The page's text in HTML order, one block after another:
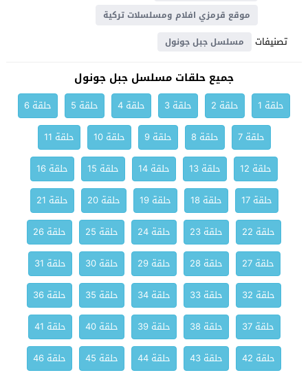
موقع قرمزي افلام ومسلسلات تركية
تصنيفات مسلسل جبل جونول
جميع حلقات مسلسل جبل جونول
حلقة 1 حلقة 2 حلقة 3 حلقة 4 حلقة 5
حلقة 6
حلقة 7
حلقة 8 حلقة 9 حلقة 10
حلقة 11
حلقة 12
حلقة 13 حلقة 14 حلقة 15
حلقة 16
حلقة 17
حلقة 18 حلقة 19 حلقة 20
حلقة 21
حلقة 22
حلقة 23 حلقة 24 حلقة 25
حلقة 26
حلقة 27
حلقة 28 حلقة 29 حلقة 30
حلقة 31
حلقة 32
حلقة 33 حلقة 34 حلقة 35
حلقة 36
حلقة 37
حلقة 38 حلقة 39 حلقة 40
حلقة 41
حلقة 42
حلقة 43 حلقة 44 حلقة 45
حلقة 46